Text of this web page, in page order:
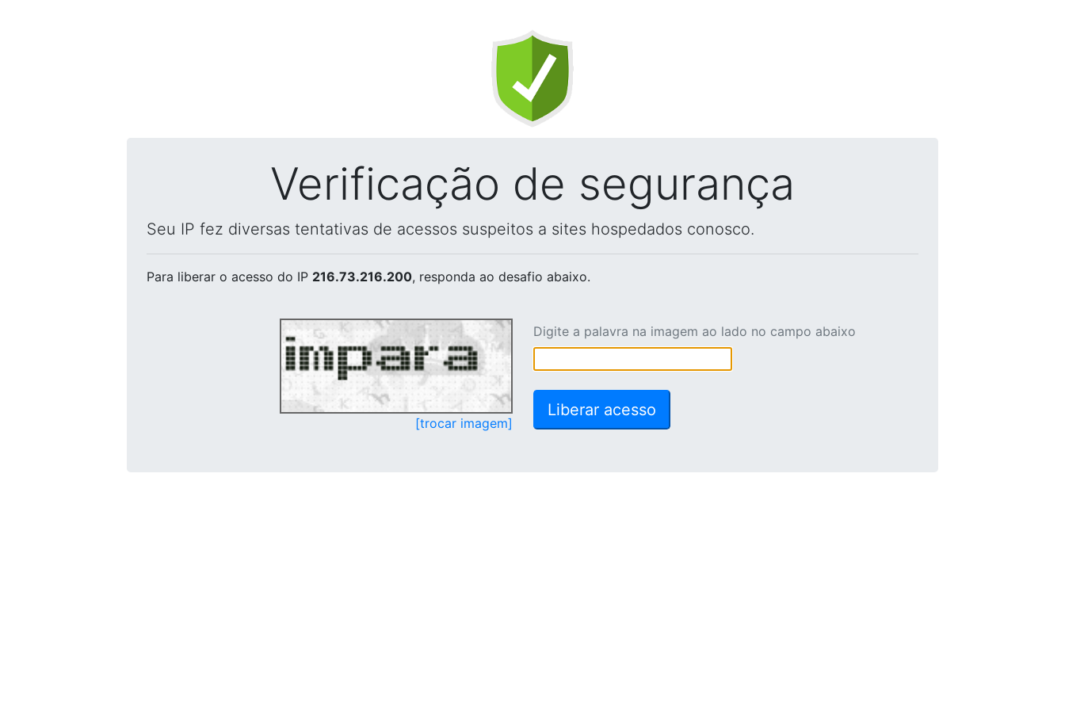
Verificação de segurança
Seu IP fez diversas tentativas de acessos suspeitos a sites hospedados conosco.
Para liberar o acesso do IP 216.73.216.200, responda ao desafio abaixo.
[trocar imagem]
Digite a palavra na imagem ao lado no campo abaixo